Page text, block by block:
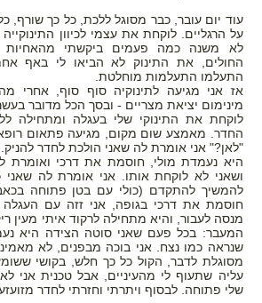
עוד יום עובר, כבר מסוגל ללכת, כל כך שורף,
על הרגליים. לוקחת את עצמי לכיוון
לא משנה כמה פעמים ביקשתי מהאחיות
החולים, את התינוק לא הביאו לי באף
התעלמו התעלמות מוחלטת.
אז אני מגיעה לתינוקיה סוף סוף, אחרי
מינימום יציאת מצריים - ובסך הכל מדובר
לוקחת את התינוקי שלי בעגלה ומתחילה
החדר. מאמצע שום מקום, מגיעה פתאום
"לאן?" אני אומרת לה שאני הולכת לחדר להניק.
היא נעמדת מולי, חוסמת את דרכי ואומרת
ושאני לא לוקחת אותו. אני אומרת לה שאני
להמשיך להתקדם (כולי עם בטן פתוחה
חוסמת את דרכי בגופה, אני זזה עם
מנסה לעבור, והיא מתחילה לרקוד איתי מעין
המעבר: בכל פעם שאני סוטה הצידה היא
שנראה כמו נצח. אני בוכה מבפנים, לא
מסוגלת לדבר, הקול כל כך חלש, בקושי
עליה שתעוף לי מהעיניים, אבל טכנית אני
שלי פתוחה. לבסוף ויתרתי וחזרתי לחדר